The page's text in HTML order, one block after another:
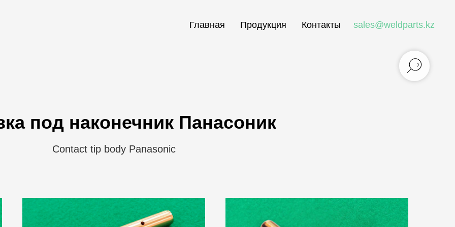
Главная Продукция Контакты sales@weldparts.kz
под наконечник Панасоник
Contact tip body Panasonic